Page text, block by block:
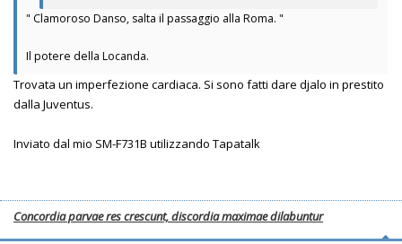
" Clamoroso Danso, salta il passaggio alla Roma. "
Il potere della Locanda.
Trovata un imperfezione cardiaca. Si sono fatti dare djalo in prestito
dalla Juventus.
Inviato dal mio SM-F731B utilizzando Tapatalk
Concordia parvae res crescunt, discordia maximae dilabuntur